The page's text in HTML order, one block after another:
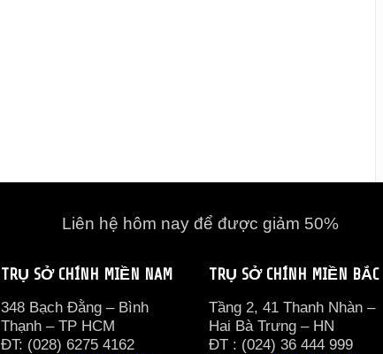
Liên hệ hôm nay để được giảm 50%
TRỤ SỞ CHÍNH MIỀN NAM
348 Bạch Đằng – Bình
Thạnh – TP HCM
ĐT: (028) 6275 4162
TRỤ SỞ CHÍNH MIỀN BẮC
Tầng 2, 41 Thanh Nhàn –
Hai Bà Trưng – HN
ĐT : (024) 36 444 999